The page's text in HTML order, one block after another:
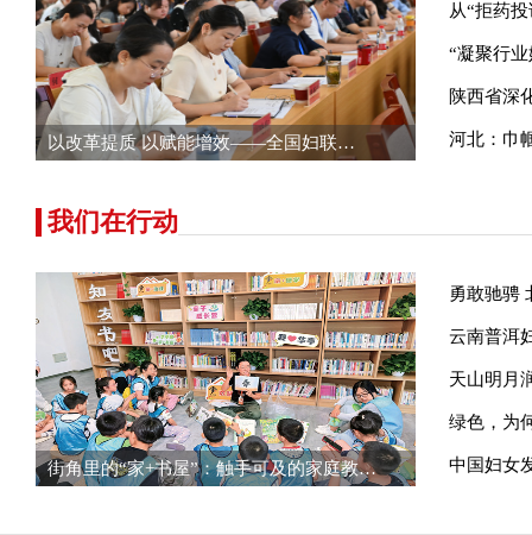
以改革提质 以赋能增效——全国妇联…
从“拒药
“凝聚行
陕西省深
河北：巾
我们在行动
街角里的“家+书屋”：触手可及的家庭教…
勇敢驰骋
云南普洱
天山明月
绿色，为
中国妇女